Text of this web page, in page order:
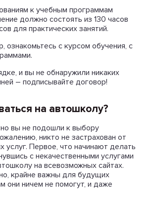
к учебным программам
должно состоять из 130 часов
для практических занятий.
ознакомьтесь с курсом обучения, с
и вы не обнаружили никаких
– подписывайте договор!
на автошколу?
вы не подошли к выбору
никто не застрахован от
услуг. Первое, что начинают делать
с некачественными услугами
на всевозможных сайтах.
крайне важны для будущих
они ничем не помогут, и даже